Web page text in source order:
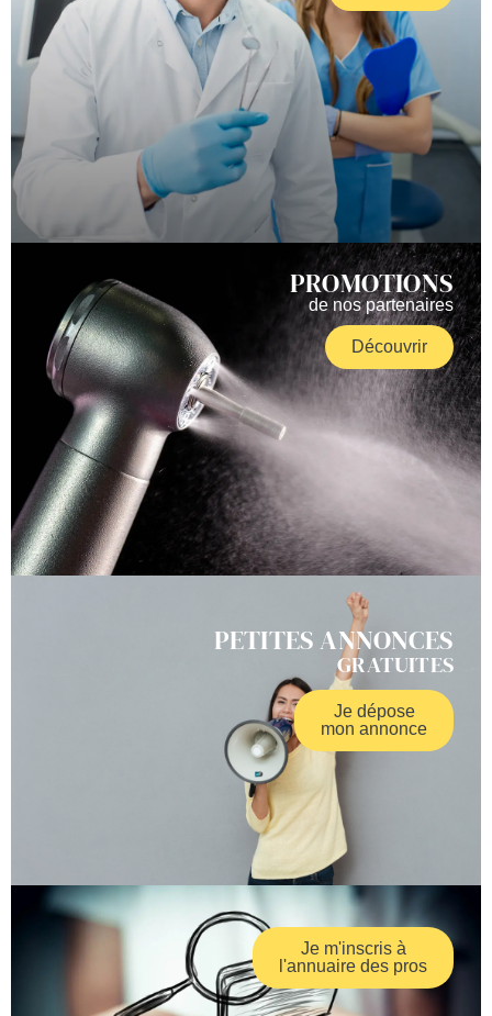
PROMOTIONS
de nos partenaires
Découvrir
PETITES ANNONCES
GRATUITES
Je dépose
mon annonce
Je m'inscris à
l'annuaire des pros